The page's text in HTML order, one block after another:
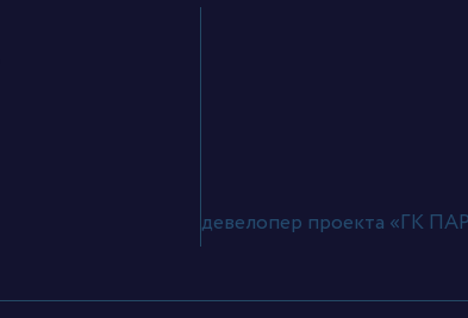
девелопер проекта «ГК